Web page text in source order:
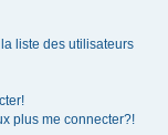
liste des utilisateurs
plus me connecter?!